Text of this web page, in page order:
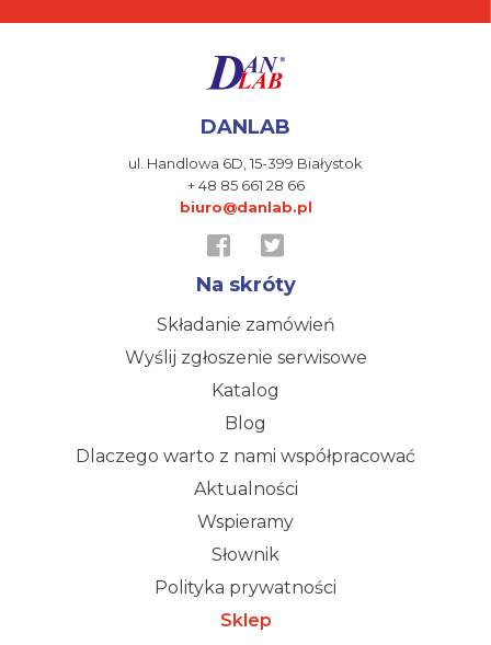
DANLAB
ul. Handlowa 6D,15-399 Białystok
+ 48 85 661 28 66
biuro@danlab.pl
Na skróty
Składanie zamówień
Wyślij zgłoszenie serwisowe
Katalog
Blog
Dlaczego warto z nami współpracować
Aktualności
Wspieramy
Słownik
Polityka prywatności
Sklep